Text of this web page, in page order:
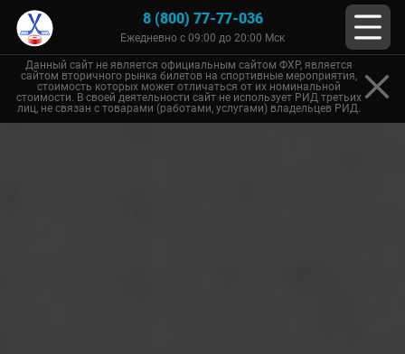
8 (800) 77-77-036
Ежедневно с 09:00 до 20:00 Мск
Данный сайт не является официальным сайтом ФХР, является
сайтом вторичного рынка билетов на спортивные мероприятия,
стоимость которых может отличаться от их номинальной
стоимости. В своей деятельности сайт не использует РИД третьих
лиц, не связан с товарами (работами, услугами) владельцев РИД.